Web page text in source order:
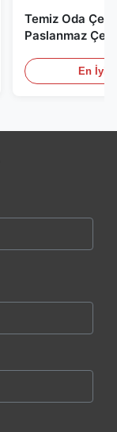
Temiz Oda
Paslanmaz
için
En İyi